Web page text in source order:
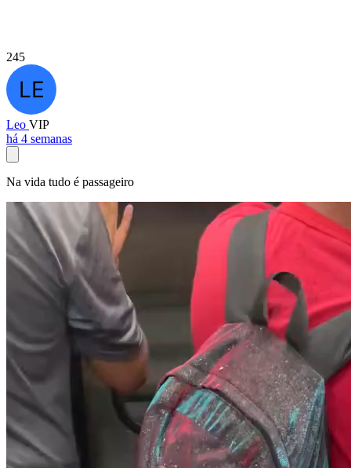
245
Leo VIP
há 4 semanas
Na vida tudo é passageiro